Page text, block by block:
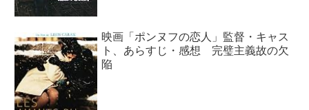
映画「ポンヌフの恋人」監督・キャス
ト、あらすじ・感想 完璧主義故の欠
陥